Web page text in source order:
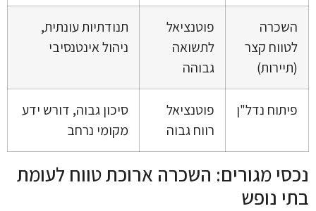
השכרה
לטווח קצר
(תיירות)
פוטנציאל
לתשואה
גבוהה
תנודתיות עונתית,
ניהול אינטנסיבי
פיתוח נדל"ן
פוטנציאל
רווח גבוה
סיכון גבוה, דורש ידע
מקומי נרחב
נכסי מגורים: השכרה ארוכת טווח לעומת
בתי נופש